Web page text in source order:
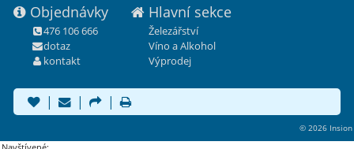
Objednávky
476 106 666
dotaz
kontakt
Hlavní sekce
Železářství
Víno a Alkohol
Výprodej
| | |
© 2026 Insion